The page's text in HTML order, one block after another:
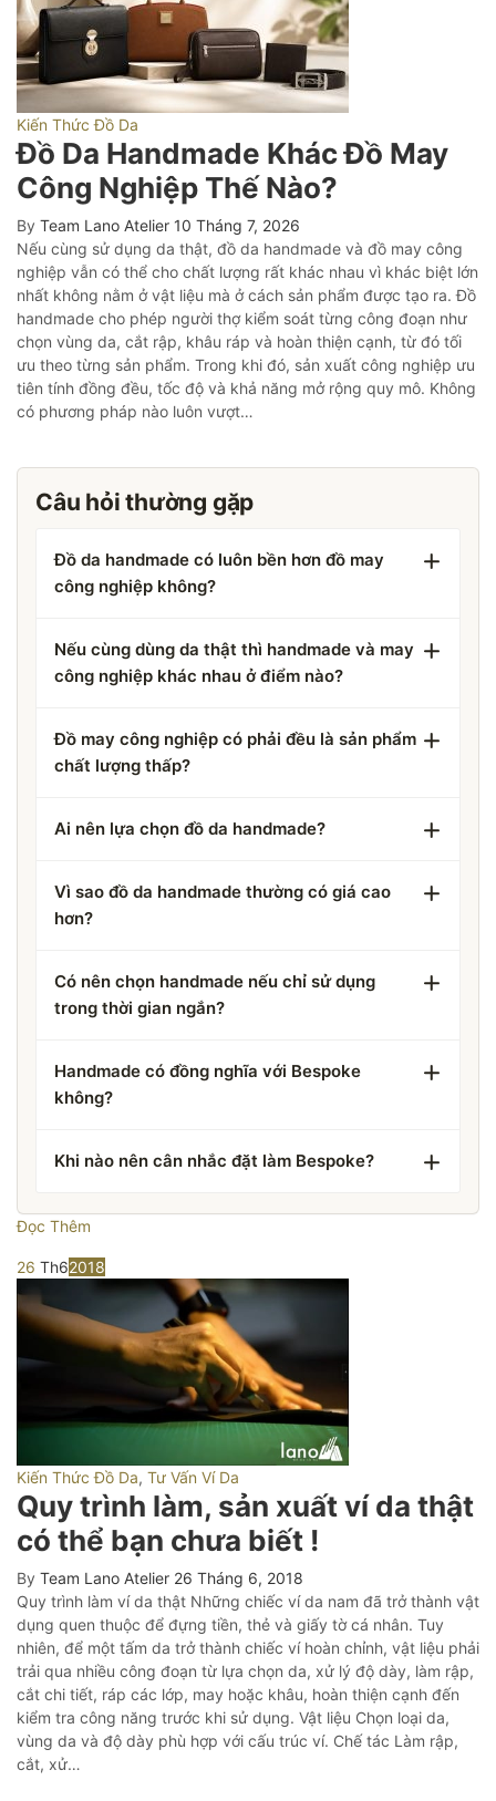
Kiến Thức Đồ Da
Đồ Da Handmade Khác Đồ May
Công Nghiệp Thế Nào?
By Team Lano Atelier 10 Tháng 7, 2026
Nếu cùng sử dụng da thật, đồ da handmade và đồ may công
nghiệp vẫn có thể cho chất lượng rất khác nhau vì khác biệt lớn
nhất không nằm ở vật liệu mà ở cách sản phẩm được tạo ra. Đồ
handmade cho phép người thợ kiểm soát từng công đoạn như
chọn vùng da, cắt rập, khâu ráp và hoàn thiện cạnh, từ đó tối
ưu theo từng sản phẩm. Trong khi đó, sản xuất công nghiệp ưu
tiên tính đồng đều, tốc độ và khả năng mở rộng quy mô. Không
có phương pháp nào luôn vượt…
Câu hỏi thường gặp
Đồ da handmade có luôn bền hơn đồ may
công nghiệp không?
Nếu cùng dùng da thật thì handmade và may
công nghiệp khác nhau ở điểm nào?
Đồ may công nghiệp có phải đều là sản phẩm
chất lượng thấp?
Ai nên lựa chọn đồ da handmade?
Vì sao đồ da handmade thường có giá cao
hơn?
Có nên chọn handmade nếu chỉ sử dụng
trong thời gian ngắn?
Handmade có đồng nghĩa với Bespoke
không?
Khi nào nên cân nhắc đặt làm Bespoke?
Đọc Thêm
26 Th62018
Kiến Thức Đồ Da, Tư Vấn Ví Da
Quy trình làm, sản xuất ví da thật
có thể bạn chưa biết !
By Team Lano Atelier 26 Tháng 6, 2018
Quy trình làm ví da thật Những chiếc ví da nam đã trở thành vật
dụng quen thuộc để đựng tiền, thẻ và giấy tờ cá nhân. Tuy
nhiên, để một tấm da trở thành chiếc ví hoàn chỉnh, vật liệu phải
trải qua nhiều công đoạn từ lựa chọn da, xử lý độ dày, làm rập,
cắt chi tiết, ráp các lớp, may hoặc khâu, hoàn thiện cạnh đến
kiểm tra công năng trước khi sử dụng. Vật liệu Chọn loại da,
vùng da và độ dày phù hợp với cấu trúc ví. Chế tác Làm rập,
cắt, xử…